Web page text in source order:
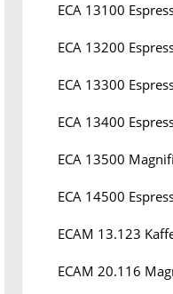
ECA 13100
ECA 13200
ECA 13300
ECA 13400
ECA 13500
ECA 14500
ECAM 13.123
ECAM 20.116